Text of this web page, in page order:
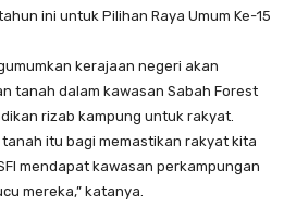
ini untuk Pilihan Raya Umum Ke-15
kerajaan negeri akan
tanah dalam kawasan Sabah Forest
rizab kampung untuk rakyat.
itu bagi memastikan rakyat kita
mendapat kawasan perkampungan
mereka,” katanya.